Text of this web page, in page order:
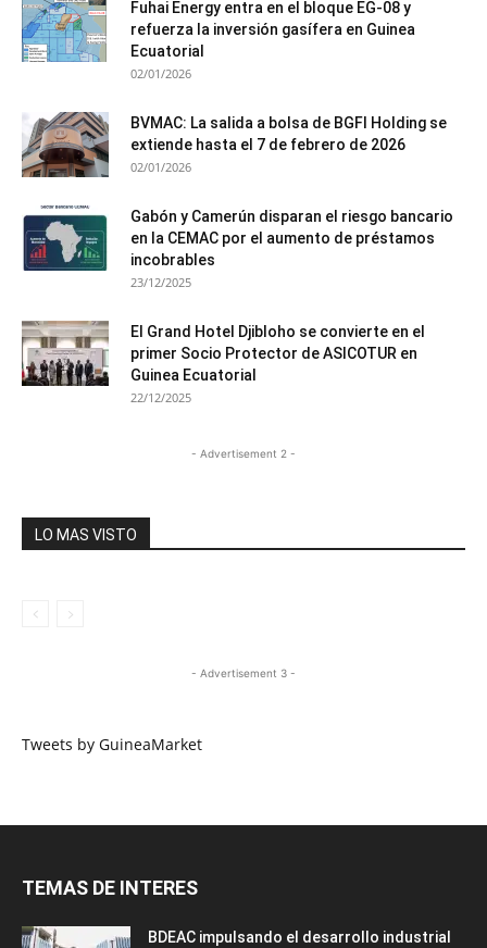
Fuhai Energy entra en el bloque EG-08 y
refuerza la inversión gasífera en Guinea
Ecuatorial
02/01/2026
BVMAC: La salida a bolsa de BGFI Holding se
extiende hasta el 7 de febrero de 2026
02/01/2026
Gabón y Camerún disparan el riesgo bancario
en la CEMAC por el aumento de préstamos
incobrables
23/12/2025
El Grand Hotel Djibloho se convierte en el
primer Socio Protector de ASICOTUR en
Guinea Ecuatorial
22/12/2025
- Advertisement 2 -
LO MAS VISTO
- Advertisement 3 -
Tweets by GuineaMarket
TEMAS DE INTERES
BDEAC impulsando el desarrollo industrial